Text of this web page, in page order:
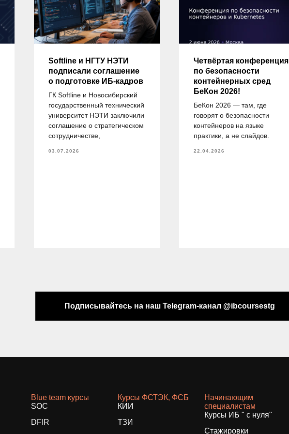
Softline и НГТУ НЭТИ
подписали соглашение
о подготовке ИБ-кадров
ГК Softline и Новосибирский
государственный технический
университет НЭТИ заключили
соглашение о стратегическом
сотрудничестве,
03.07.2026
Четвёртая конференция
по безопасности
контейнерных сред
БеКон 2026!
БеКон 2026 — там, где
говорят о безопасности
контейнеров на языке
практики, а не слайдов.
22.04.2026
Подписывайтесь на наш Telegram-канал @ibcoursestg
Blue team курсы
SOC
DFIR
Курсы ФСТЭК, ФСБ
КИИ
ТЗИ
Начинающим
специалистам
Курсы ИБ " с нуля"
Стажировки